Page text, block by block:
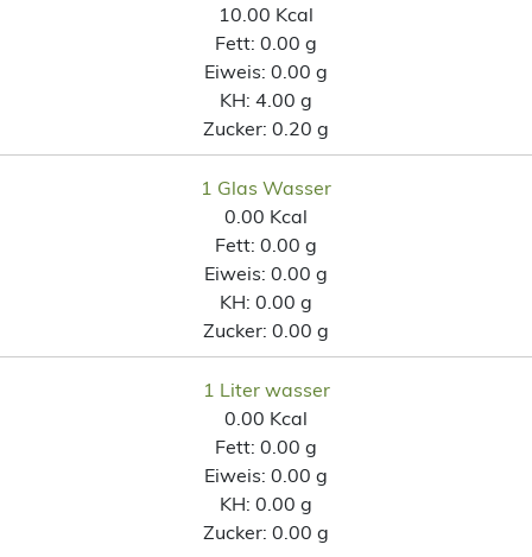
10.00 Kcal
Fett: 0.00 g
Eiweis: 0.00 g
KH: 4.00 g
Zucker: 0.20 g
1 Glas Wasser
0.00 Kcal
Fett: 0.00 g
Eiweis: 0.00 g
KH: 0.00 g
Zucker: 0.00 g
1 Liter wasser
0.00 Kcal
Fett: 0.00 g
Eiweis: 0.00 g
KH: 0.00 g
Zucker: 0.00 g